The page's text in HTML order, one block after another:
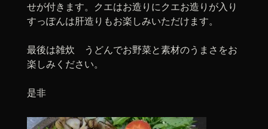
せが付きます。クエはお造りにクエお造りが入り
すっぽんは肝造りもお楽しみいただけます。
最後は雑炊 うどんでお野菜と素材のうまさをお
楽しみください。
是非